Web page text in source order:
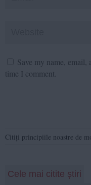
Save my name, email,
time I comment.
Citiți principiile noastre de
Cele mai citite știri